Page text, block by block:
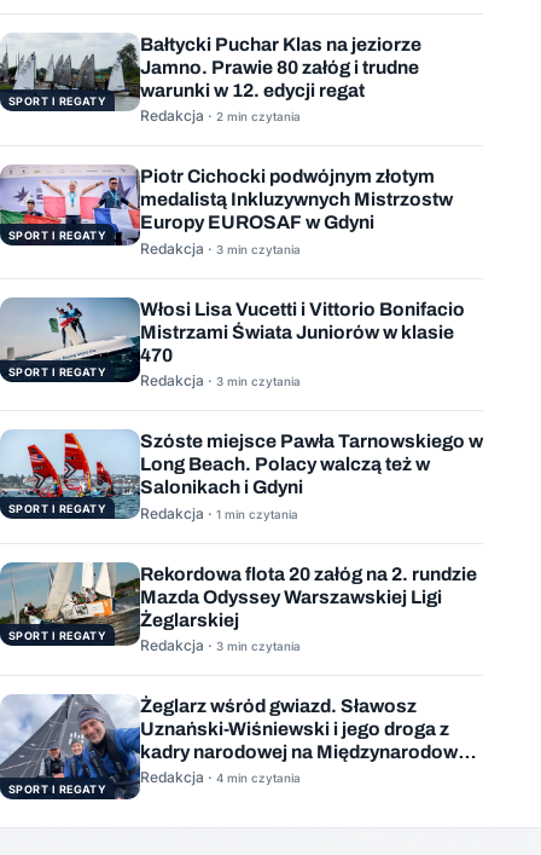
SPORT I REGATY
Bałtycki Puchar Klas na jeziorze
Jamno. Prawie 80 załóg i trudne
warunki w 12. edycji regat
Redakcja · 2 min czytania
SPORT I REGATY
Piotr Cichocki podwójnym złotym
medalistą Inkluzywnych Mistrzostw
Europy EUROSAF w Gdyni
Redakcja · 3 min czytania
SPORT I REGATY
Włosi Lisa Vucetti i Vittorio Bonifacio
Mistrzami Świata Juniorów w klasie
470
Redakcja · 3 min czytania
SPORT I REGATY
Szóste miejsce Pawła Tarnowskiego w
Long Beach. Polacy walczą też w
Salonikach i Gdyni
Redakcja · 1 min czytania
SPORT I REGATY
Rekordowa flota 20 załóg na 2. rundzie
Mazda Odyssey Warszawskiej Ligi
Żeglarskiej
Redakcja · 3 min czytania
SPORT I REGATY
Żeglarz wśród gwiazd. Sławosz
Uznański-Wiśniewski i jego droga z
kadry narodowej na Międzynarodową
Stację Kosmiczną
Redakcja · 4 min czytania